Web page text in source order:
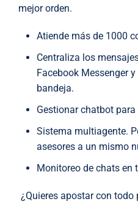
mejor orden.
Atiende más de 1000
Centraliza los
Facebook Messenger
bandeja.
Gestionar chatbot
Sistema multiagente.
asesores a un mismo
Monitoreo de chats en
¿Quieres apostar con